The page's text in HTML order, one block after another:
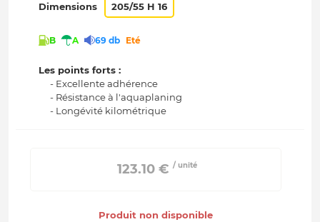
Dimensions 205/55 H 16
B A 69 db Eté
Les points forts :
- Excellente adhérence
- Résistance à l'aquaplaning
- Longévité kilométrique
123.10 € / unité
Produit non disponible